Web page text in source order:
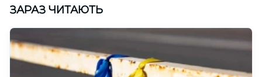
ЗАРАЗ ЧИТАЮТЬ